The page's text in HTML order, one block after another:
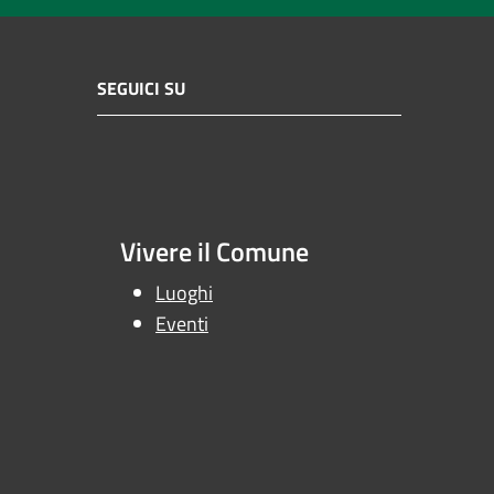
SEGUICI SU
Vivere il Comune
Luoghi
Eventi